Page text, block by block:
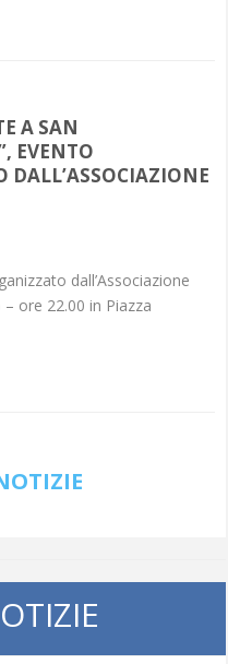
A SAN
EVENTO
DALL’ASSOCIAZIONE
dall’Associazione
ore 22.00 in Piazza